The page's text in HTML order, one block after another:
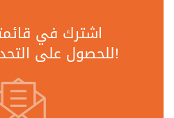
اشترك في
للحصول على التحديثات الجديدة!